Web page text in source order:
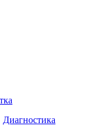
Диагностика